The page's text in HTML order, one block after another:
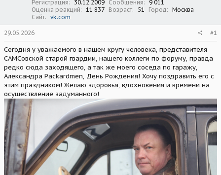
а
л
а
Регистрация 30.12.2009 Сообщения
9 011
Оценка реакций
11 837 Возраст 51 Город
Москва
Сайт
vk.com
29.05.2026 #1
Сегодня у уважаемого в нашем кругу человека, представителя
САМСовской старой гвардии, нашего коллеги по форуму, правда
редко сюда заходящего, а так же моего соседа по гаражу,
Александра Packardmen, День Рождения! Хочу поздравить его с
этим праздником! Желаю здоровья, вдохновения и времени на
осуществление задуманного!